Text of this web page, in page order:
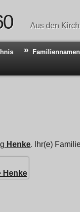
Aus den
Familiennamen
Henke. Ihr(e)
Henke